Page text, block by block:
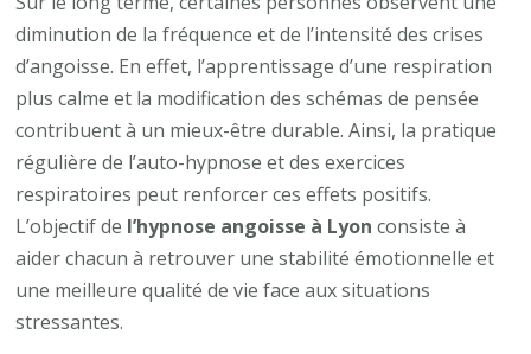
diminution de la fréquence et de l’intensité des crises
d’angoisse. En effet, l’apprentissage d’une respiration
plus calme et la modification des schémas de pensée
contribuent à un mieux-être durable. Ainsi, la pratique
régulière de l’auto-hypnose et des exercices
respiratoires peut renforcer ces effets positifs.
L’objectif de l’hypnose angoisse à Lyon consiste à
aider chacun à retrouver une stabilité émotionnelle et
une meilleure qualité de vie face aux situations
stressantes.